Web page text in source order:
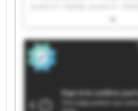
TRADE-GmbH F1-TRADE-GmbH
GmbH F1-TRADE-GmbH F1-
TRADE-GmbH F1-TRADE-GmbH
F1-TRADE-GmbH F1-TRADE-
GmbH F1-TRADE-GmbH